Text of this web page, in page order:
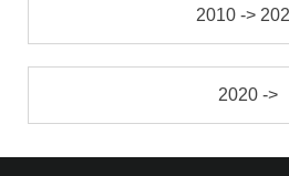
2010 ->
2020 ->